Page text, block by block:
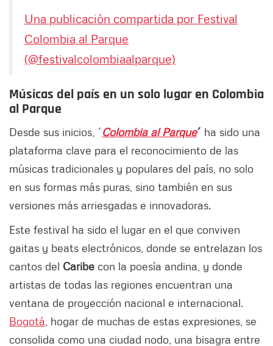
Una publicación compartida por Festival
Colombia al Parque
(@festivalcolombiaalparque)
Músicas del país en un solo lugar en Colombia
al Parque
Desde sus inicios, ´Colombia al Parque´ ha sido una
plataforma clave para el reconocimiento de las
músicas tradicionales y populares del país, no solo
en sus formas más puras, sino también en sus
versiones más arriesgadas e innovadoras.
Este festival ha sido el lugar en el que conviven
gaitas y beats electrónicos, donde se entrelazan los
cantos del Caribe con la poesía andina, y donde
artistas de todas las regiones encuentran una
ventana de proyección nacional e internacional.
Bogotá , hogar de muchas de estas expresiones, se
consolida como una ciudad nodo, una bisagra entre